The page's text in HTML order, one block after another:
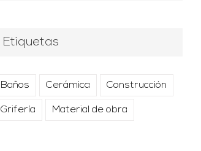
Etiquetas
Baños Cerámica Construcción
Grifería Material de obra